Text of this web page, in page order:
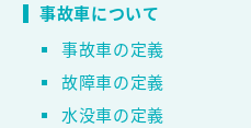
事故車について
事故車の定義
故障車の定義
水没車の定義